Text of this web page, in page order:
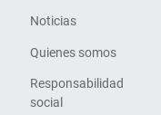
Noticias
Quienes somos
Responsabilidad
social